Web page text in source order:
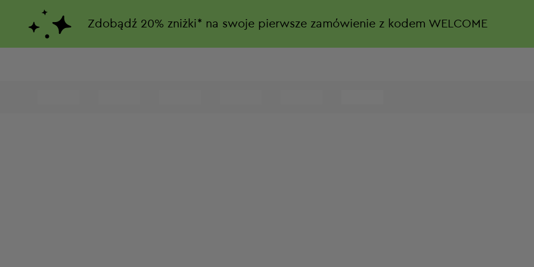
Zdobądź 20% zniżki* na swoje pierwsze zamówienie z kodem WELCOME